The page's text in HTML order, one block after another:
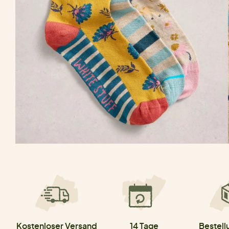
Kostenloser Versand 14 Tage